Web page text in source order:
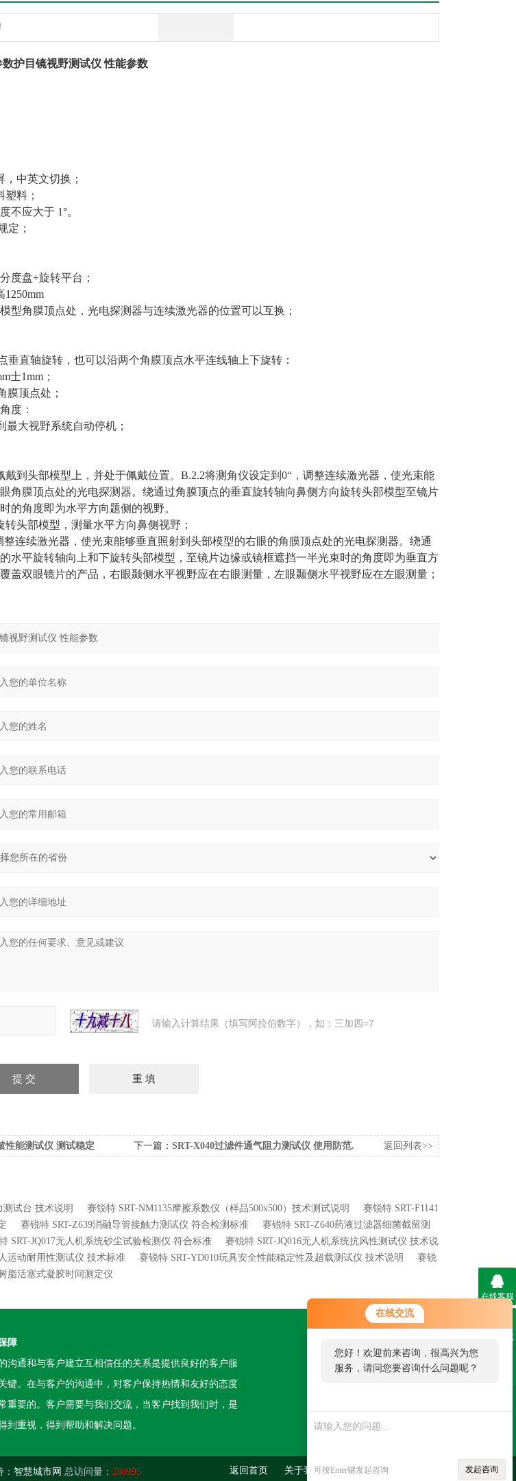
在线交流
您好！欢迎前来咨询，很高兴为您
服务，请问您要咨询什么问题呢？
了需求产品，您可以直接在线与我
联系！
可按Enter键发起咨询 发起咨询
数护目镜视野测试仪 性能参数
中英文切换；
料；
不应大于 1°。
定；
度盘+旋转平台；
1250mm
型角膜顶点处，光电探测器与连续激光器的位置可以互换；
垂直轴旋转，也可以沿两个角膜顶点水平连线轴上下旋转：
士1mm；
膜顶点处；
度：
最大视野系统自动停机；
戴到头部模型上，并处于佩戴位置。B.2.2将测角仪设定到0“，调整连续激光器，使光束能
角膜顶点处的光电探测器。绕通过角膜顶点的垂直旋转轴向鼻侧方向旋转头部模型至镜片
的角度即为水平方向题侧的视野。
头部模型，测量水平方向鼻侧视野；
整连续激光器，使光束能够垂直照射到头部模型的右眼的角膜顶点处的光电探测器。绕通
水平旋转轴向上和下旋转头部模型，至镜片边缘或镜框遮挡一半光束时的角度即为垂直方
盖双眼镜片的产品，右眼颞侧水平视野应在右眼测量，左眼颞侧水平视野应在左眼测量；
请输入计算结果（填写阿拉伯数字），如：三加四=7
性能测试仪 测试稳定 下一篇： SRT-X040过滤件通气阻力测试仪 使用防范. 返回列表>>
测试台 技术说明 赛锐特 SRT-NM1135摩擦系数仪（样品500x500）技术测试说明
赛锐特 SRT-F1141
赛锐特 SRT-Z639消融导管接触力测试仪 符合检测标准
赛锐特 SRT-Z640药液过滤器细菌截留测
SRT-JQ017无人机系统砂尘试验检测仪 符合标准
赛锐特 SRT-JQ016无人机系统抗风性测试仪 技术说
运动耐用性测试仪 技术标准 赛锐特 SRT-YD010玩具安全性能稳定性及超载测试仪 技术说明
赛锐
脂活塞式凝胶时间测定仪
障
沟通和与客户建立互相信任的关系是提供良好的客户服
键。在与客户的沟通中，对客户保持热情和友好的态度
重要的。客户需要与我们交流，当客户找到我们时，是
到重视，得到帮助和解决问题。
智慧城市网 总访问量： 280995 返回首页 关于我们 联系我们
在线客服
联系方式